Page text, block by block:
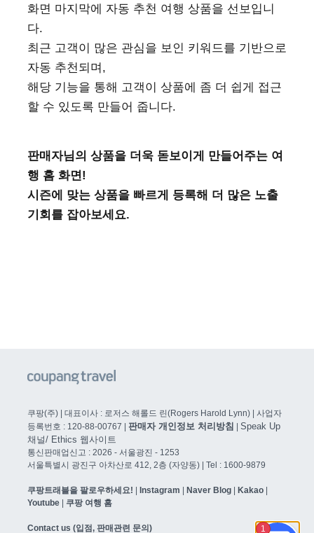
화면 마지막에 자동 추천 여행 상품을 선보입니
다.
최근 고객이 많은 관심을 보인 키워드를 기반으로
자동 추천되며,
해당 기능을 통해 고객이 상품에 좀 더 쉽게 접근
할 수 있도록 만들어 줍니다.
판매자님의 상품을 더욱 돋보이게 만들어주는 여
행 홈 화면!
시즌에 맞는 상품을 빠르게 등록해 더 많은 노출
기회를 잡아보세요.
쿠팡(주) | 대표이사 : 로저스 해롤드 린(Rogers Harold Lynn) | 사업자
등록번호 : 120-88-00767 | 판매자 개인정보 처리방침
Speak Up
채널/ Ethics 웹사이트
통신판매업신고 : 2026 - 서울광진 - 1253
서울특별시 광진구 아차산로 412, 2층 (자양동) | Tel : 1600-9879
쿠팡트래블을 팔로우하세요! Instagram Naver Blog Kakao
Youtube
쿠팡 여행 홈
Contact us (입점, 판매관련 문의)​